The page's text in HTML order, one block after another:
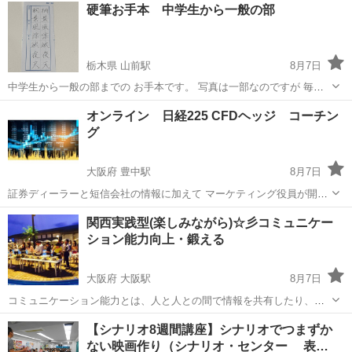
式LINE https://lin.ee/yKDs9CZ 経...
硬筆お手本 中学生から一般の部
栃木県 山前駅
8月7日
中学生から一般の部までの お手本です。 写真は一部なのですが 毎月
のこちらの指定の お手本をお送りすることも できますし、 学校指定
の文字や書きたい文字を 教えていただければ お書きします。 私は菁
華と言う名前で 活動中...
山前駅 その他
オンライン 日経225 CFDヘッジ コーチン
グ
大阪府 豊中駅
8月7日
証券ディーラーと短信会社の情報に加えて マーケティング役員が開発
した 投資スタイルコーチング。 投資コーチングノウハウ みんかぶな
どポータルサイト運営者が ネット広告収入ノウハウをコーチング 例
月 3...
大阪 豊中市 豊中駅 その他 コーチング
関西実践型(楽しみながら)☆彡コミュニケー
ション能力向上・鍛える
大阪府 大阪駅
8月7日
コミュニケーション能力とは、人と人との間で情報を共有したり、意
思を疎通したりする能力です。 組織や企業において従業員の「コミュ
ニケーション能力」はとても重要です。しかし、具体的にその能力と
は何か、どのように身につけるの...
大阪 大阪市 大阪駅 その他 コミュニケーション能力
【シナリオ8週間講座】シナリオでつまずか
ない映画作り（シナリオ・センター 表…